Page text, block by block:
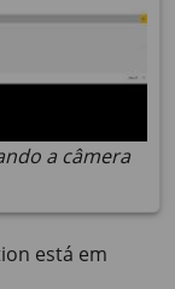
a câmera
está em